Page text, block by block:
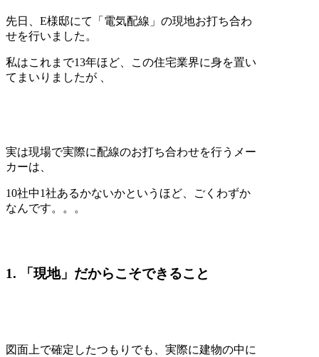
先日、E様邸にて「電気配線」の現地お打ち合わ
せを行いました。
私はこれまで13年ほど、この住宅業界に身を置い
てまいりましたが
実は現場で実際に配線のお打ち合わせを行うメー
カーは、
10社中1社あるかないかというほど、ごくわずか
なんです。。。
1. 「現地」だからこそできること
図面上で確定したつもりでも、実際に建物の中に